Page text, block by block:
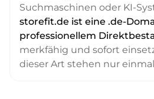
Suchmaschinen oder KI-
storefit.de ist eine .de-
professionellem
merkfähig und sofort
dieser Art stehen nur